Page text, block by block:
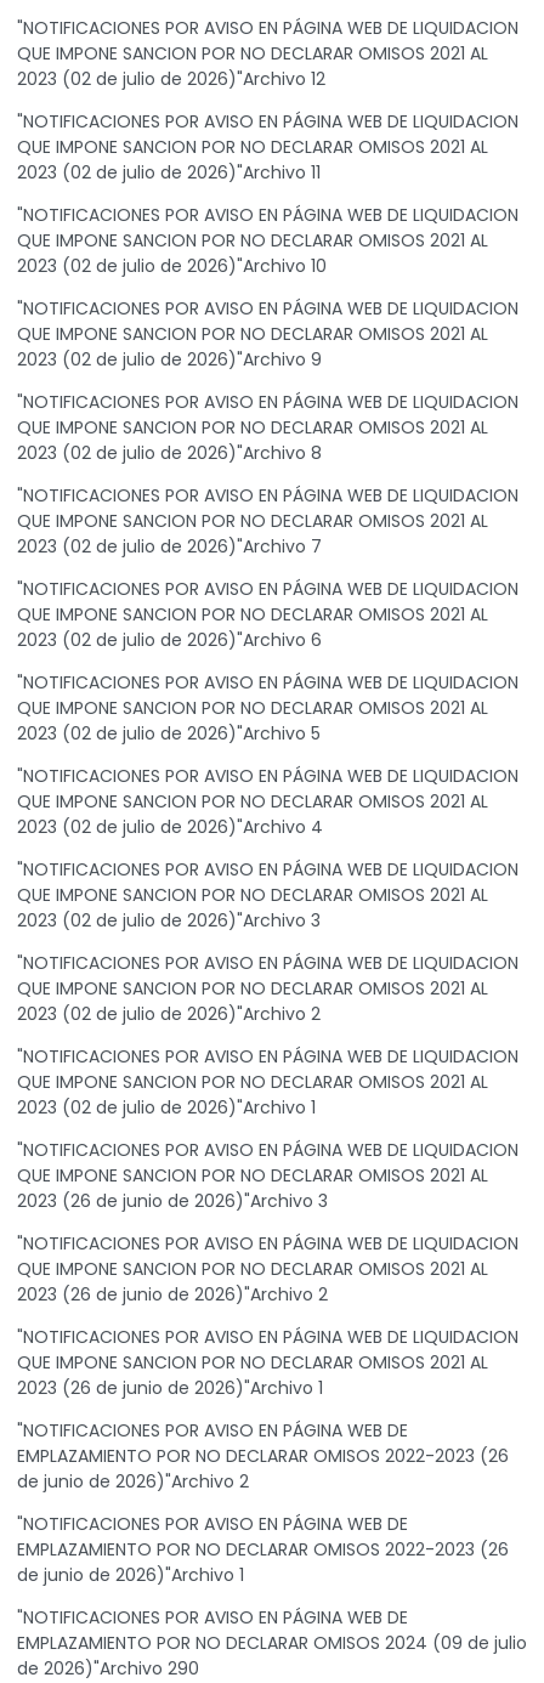
"NOTIFICACIONES POR AVISO EN PÁGINA WEB DE LIQUIDACION
QUE IMPONE SANCION POR NO DECLARAR OMISOS 2021 AL
2023 (02 de julio de 2026)"Archivo 12
"NOTIFICACIONES POR AVISO EN PÁGINA WEB DE LIQUIDACION
QUE IMPONE SANCION POR NO DECLARAR OMISOS 2021 AL
2023 (02 de julio de 2026)"Archivo 11
"NOTIFICACIONES POR AVISO EN PÁGINA WEB DE LIQUIDACION
QUE IMPONE SANCION POR NO DECLARAR OMISOS 2021 AL
2023 (02 de julio de 2026)"Archivo 10
"NOTIFICACIONES POR AVISO EN PÁGINA WEB DE LIQUIDACION
QUE IMPONE SANCION POR NO DECLARAR OMISOS 2021 AL
2023 (02 de julio de 2026)"Archivo 9
"NOTIFICACIONES POR AVISO EN PÁGINA WEB DE LIQUIDACION
QUE IMPONE SANCION POR NO DECLARAR OMISOS 2021 AL
2023 (02 de julio de 2026)"Archivo 8
"NOTIFICACIONES POR AVISO EN PÁGINA WEB DE LIQUIDACION
QUE IMPONE SANCION POR NO DECLARAR OMISOS 2021 AL
2023 (02 de julio de 2026)"Archivo 7
"NOTIFICACIONES POR AVISO EN PÁGINA WEB DE LIQUIDACION
QUE IMPONE SANCION POR NO DECLARAR OMISOS 2021 AL
2023 (02 de julio de 2026)"Archivo 6
"NOTIFICACIONES POR AVISO EN PÁGINA WEB DE LIQUIDACION
QUE IMPONE SANCION POR NO DECLARAR OMISOS 2021 AL
2023 (02 de julio de 2026)"Archivo 5
"NOTIFICACIONES POR AVISO EN PÁGINA WEB DE LIQUIDACION
QUE IMPONE SANCION POR NO DECLARAR OMISOS 2021 AL
2023 (02 de julio de 2026)"Archivo 4
"NOTIFICACIONES POR AVISO EN PÁGINA WEB DE LIQUIDACION
QUE IMPONE SANCION POR NO DECLARAR OMISOS 2021 AL
2023 (02 de julio de 2026)"Archivo 3
"NOTIFICACIONES POR AVISO EN PÁGINA WEB DE LIQUIDACION
QUE IMPONE SANCION POR NO DECLARAR OMISOS 2021 AL
2023 (02 de julio de 2026)"Archivo 2
"NOTIFICACIONES POR AVISO EN PÁGINA WEB DE LIQUIDACION
QUE IMPONE SANCION POR NO DECLARAR OMISOS 2021 AL
2023 (02 de julio de 2026)"Archivo 1
"NOTIFICACIONES POR AVISO EN PÁGINA WEB DE LIQUIDACION
QUE IMPONE SANCION POR NO DECLARAR OMISOS 2021 AL
2023 (26 de junio de 2026)"Archivo 3
"NOTIFICACIONES POR AVISO EN PÁGINA WEB DE LIQUIDACION
QUE IMPONE SANCION POR NO DECLARAR OMISOS 2021 AL
2023 (26 de junio de 2026)"Archivo 2
"NOTIFICACIONES POR AVISO EN PÁGINA WEB DE LIQUIDACION
QUE IMPONE SANCION POR NO DECLARAR OMISOS 2021 AL
2023 (26 de junio de 2026)"Archivo 1
"NOTIFICACIONES POR AVISO EN PÁGINA WEB DE
EMPLAZAMIENTO POR NO DECLARAR OMISOS 2022-2023 (26
de junio de 2026)"Archivo 2
"NOTIFICACIONES POR AVISO EN PÁGINA WEB DE
EMPLAZAMIENTO POR NO DECLARAR OMISOS 2022-2023 (26
de junio de 2026)"Archivo 1
"NOTIFICACIONES POR AVISO EN PÁGINA WEB DE
EMPLAZAMIENTO POR NO DECLARAR OMISOS 2024 (09 de julio
de 2026)"Archivo 290